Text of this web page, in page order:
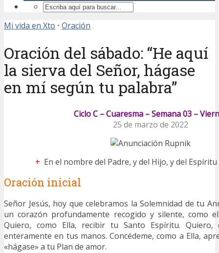
Mi vida en Xto • Oración
Oración del sábado: “He aquí
la sierva del Señor, hágase
en mí según tu palabra”
Ciclo C – Cuaresma – Semana 03 –
25 de marzo de 2022
+ En el nombre del Padre, y del Hijo, y del Espíritu
Oración inicial
Señor Jesús, hoy que celebramos la Solemnidad de tu
un corazón profundamente recogido y silente, como
Quiero, como Ella, recibir tu Santo Espíritu. Quiero,
enteramente en tus manos. Concédeme, como a Ella,
«hágase» a tu Plan de amor.